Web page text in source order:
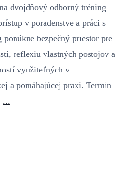
dvojdňový odborný tréning
v poradenstve a práci s
bezpečný priestor pre
reflexiu vlastných postojov a
využiteľných v
a pomáhajúcej praxi. Termín
...